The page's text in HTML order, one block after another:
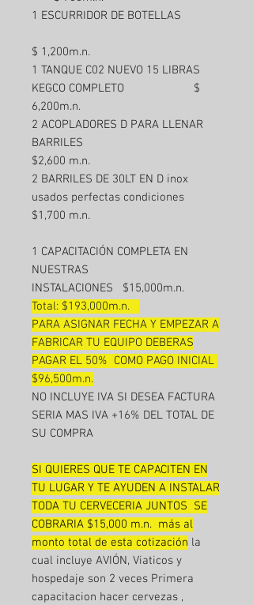
1 ESCURRIDOR DE BOTELLAS
$ 1,200m.n.
1 TANQUE C02 NUEVO 15 LIBRAS
KEGCO COMPLETO $
6,200m.n.
2 ACOPLADORES D PARA LLENAR
BARRILES
$2,600 m.n.
2 BARRILES DE 30LT EN D inox
usados perfectas condiciones
$1,700 m.n.
1 CAPACITACIÓN COMPLETA EN
NUESTRAS
INSTALACIONES $15,000m.n.
Total: $193,000m.n.
PARA ASIGNAR FECHA Y EMPEZAR A
FABRICAR TU EQUIPO DEBERAS
PAGAR EL 50% COMO PAGO INICIAL
$96,500m.n.
NO INCLUYE IVA SI DESEA FACTURA
SERIA MAS IVA +16% DEL TOTAL DE
SU COMPRA
SI QUIERES QUE TE CAPACITEN EN
TU LUGAR Y TE AYUDEN A INSTALAR
TODA TU CERVECERIA JUNTOS SE
COBRARIA $15,000 m.n. más al
monto total de esta cotización la
cual incluye AVIÓN, Viaticos y
hospedaje son 2 veces Primera
capacitacion hacer cervezas ,